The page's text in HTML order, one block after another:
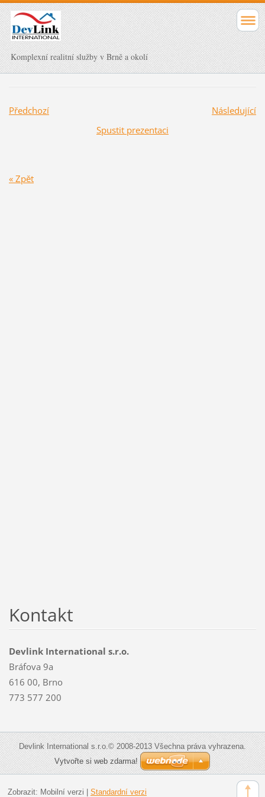
Komplexní realitní služby v Brně a okolí
Předchozí
Následující
Spustit prezentaci
« Zpět
Kontakt
Devlink International s.r.o.
Bráfova 9a
616 00, Brno
773 577 200
Devlink International s.r.o.© 2008-2013 Všechna práva vyhrazena.
Vytvořte si web zdarma!
Zobrazit: Mobilní verzi Standardní verzi